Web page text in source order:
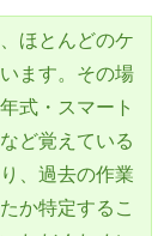
ほとんどのケ
ます。その場
式・スマート
ど覚えている
、過去の作業
か特定するこ